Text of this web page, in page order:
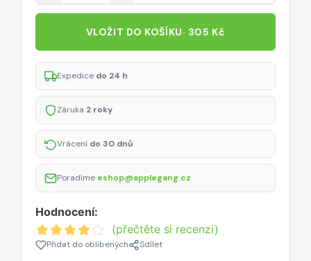
VLOŽIT DO KOŠÍKU· 305 Kč
Expedice do 24 h
Záruka 2 roky
Vrácení do 30 dnů
Poradíme eshop@applegang.cz
Hodnocení:
(přečtěte si recenzi)
Přidat do oblíbených Sdílet